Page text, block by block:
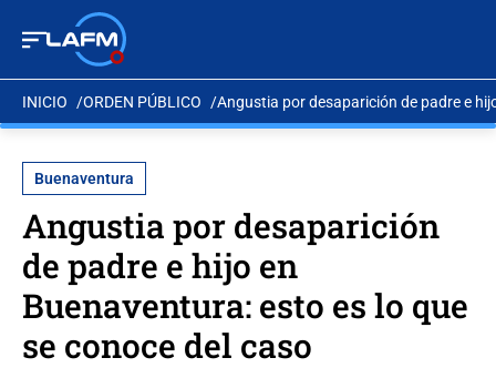
INICIO ORDEN PÚBLICO Angustia por desaparición de padre e
Buenaventura
Angustia por desaparición
de padre e hijo en
Buenaventura: esto es lo que
se conoce del caso